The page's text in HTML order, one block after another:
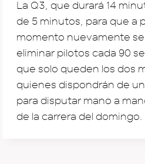
La Q3, que durará 14
de 5 minutos, para que a
momento nuevamente
eliminar pilotos cada 90
que solo queden los dos
quienes dispondrán de
para disputar mano a
de la carrera del domingo.